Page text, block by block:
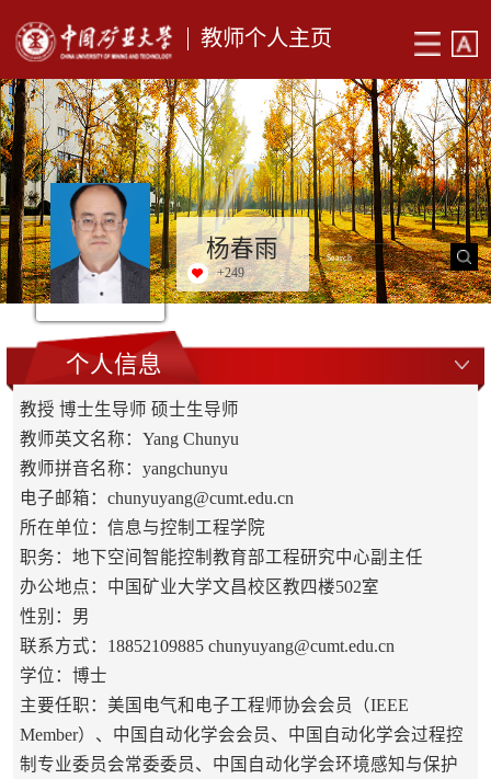
教师个人主页
杨春雨
+249
个人信息
教授 博士生导师 硕士生导师
教师英文名称：Yang Chunyu
教师拼音名称：yangchunyu
电子邮箱： chunyuyang@cumt.edu.cn
所在单位：信息与控制工程学院
职务：地下空间智能控制教育部工程研究中心副主任
办公地点：中国矿业大学文昌校区教四楼502室
性别：男
联系方式：18852109885 chunyuyang@cumt.edu.cn
学位：博士
主要任职：美国电气和电子工程师协会会员（IEEE
Member）、中国自动化学会会员、中国自动化学会过程控
制专业委员会常委委员、中国自动化学会环境感知与保护